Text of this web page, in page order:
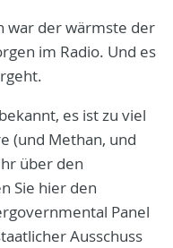
war der wärmste der
im Radio. Und es
es ist zu viel
(und Methan, und
über den
Sie hier den
Panel
Ausschuss